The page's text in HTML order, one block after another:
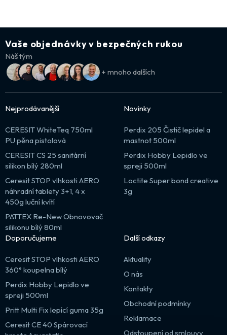
Vaše objednávky v bezpečných rukou
Náš tým
+ mnoho dalších
Nejprodávanější
CERESIT WhiteTeq 750ml
PU pěna pistolová
CERESIT CS 25 sanitární
silikon bílý 280ml
Ceresit STOP vlhkosti AERO
náhradní tablety 3+1, 4 x
450g luční kvítí
PATTEX Re-New Obnovovač
silikonu bílý 80ml
Novinky
Perdix 205 Čistič lepidel a
mastnot 500ml
Perdix Hobby Lepidlo ve
spreji 500ml
Loctite Super bond creative
3g
Doporučujeme
Ceresit STOP vlhkosti AERO
360° koupelna bílý
Perdix Hobby Lepidlo ve
spreji 500ml
Pritt Multi Fix lepící guma 35g
Ceresit CE 40 Spárovací
Další odkazy
Aktuality
O nás
Kontakty
Obchodní podmínky
Reklamace
Odstoupení od smlouvy